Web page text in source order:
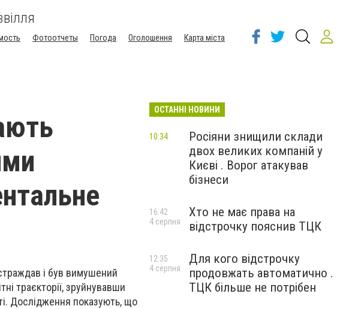
Фотоотчеты Погода Оголошення
Карта міста
і був вимушений
траєкторії, зруйнувавши
Дослідження показують, що
ОСТАННІ НОВИНИ
Росіяни знищили склади
двох великих компаній у
Києві . Ворог атакував
бізнеси
10:34
Хто не має права на
відстрочку пояснив ТЦК
16:42
4 серпня
Для кого відстрочку
продовжать автоматично .
ТЦК більше не потрібен
12:35
4 серпня